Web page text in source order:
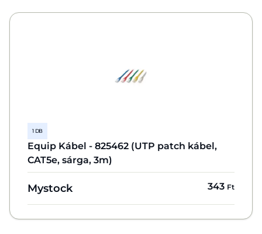
1 DB
Equip Kábel - 825462 (UTP patch kábel,
CAT5e, sárga, 3m)
Mystock 343 Ft